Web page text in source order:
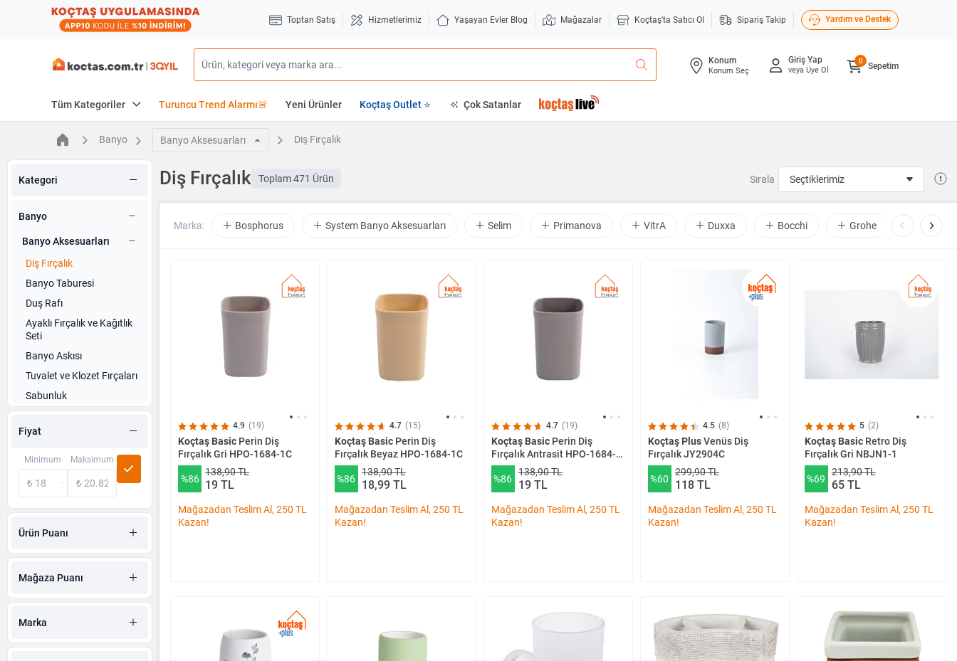
Toptan Satış Hizmetlerimiz Yaşayan Evler Blog Mağazalar Koçtaş'ta Satıcı Ol Sipariş Takip Yardım ve Destek
Konum
Konum Seç
Giriş Yap
veya Üye Ol Sepetim
0
Tüm Kategoriler Turuncu Trend Alarmı🚨 Yeni Ürünler Koçtaş Outlet ⭐ Çok Satanlar
Banyo Banyo Aksesuarları Diş Fırçalık
Kategori
Banyo
Banyo Aksesuarları
Diş Fırçalık
Banyo Taburesi
Duş Rafı
Ayaklı Fırçalık ve Kağıtlık
Seti
Banyo Askısı
Tuvalet ve Klozet Fırçaları
Sabunluk
Tuvalet Kağıtlığı
Pamukluk
Diş Fırçası Koruma Kabı
Diş Macunu Kutusu
Banyo Etajeri
Banyo Düzenleyicileri
Banyo Seti
Havluluk
Banyo Kaydırmazı
Duş Perde Askısı
Fiyat
Minimum Maksimum
Ürün Puanı
Mağaza Puanı
Marka
Diş Fırçalık Toplam471 Ürün Sırala
Marka: Bosphorus System Banyo Aksesuarları Selim Primanova VitrA Duxxa Bocchi Grohe Line
4.9 (19)
Koçtaş Basic Perin Diş
Fırçalık Gri HPO-1684-1C
%86
138,90 TL
19 TL
Mağazadan Teslim Al, 250 TL
Kazan!
4.7 (15)
Koçtaş BasicPerin Diş
Fırçalık Beyaz HPO-1684-1C
%86
138,90 TL
18,99 TL
Mağazadan Teslim Al, 250 TL
Kazan!
4.7 (19)
Koçtaş BasicPerin Diş
Fırçalık Antrasit HPO-1684-
1C
%86
138,90 TL
19 TL
Mağazadan Teslim Al, 250 TL
Kazan!
4.5 (8)
Koçtaş PlusVenüs Diş
Fırçalık JY2904C
%60
299,90 TL
118 TL
Mağazadan Teslim Al, 250 TL
Kazan!
5 (2)
Koçtaş BasicRetro Diş
Fırçalık Gri NBJN1-1
%69
213,90 TL
65 TL
Mağazadan Teslim Al, 250 TL
Kazan!